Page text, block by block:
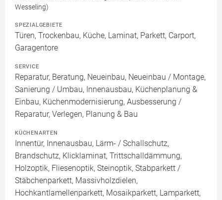
Wesseling)
SPEZIALGEBIETE
Türen, Trockenbau, Küche, Laminat, Parkett, Carport,
Garagentore
SERVICE
Reparatur, Beratung, Neueinbau, Neueinbau / Montage,
Sanierung / Umbau, Innenausbau, Küchenplanung &
Einbau, Küchenmodernisierung, Ausbesserung /
Reparatur, Verlegen, Planung & Bau
KÜCHENARTEN
Innentür, Innenausbau, Lärm- / Schallschutz,
Brandschutz, Klicklaminat, Trittschalldämmung,
Holzoptik, Fliesenoptik, Steinoptik, Stabparkett /
Stäbchenparkett, Massivholzdielen,
Hochkantlamellenparkett, Mosaikparkett, Lamparkett,